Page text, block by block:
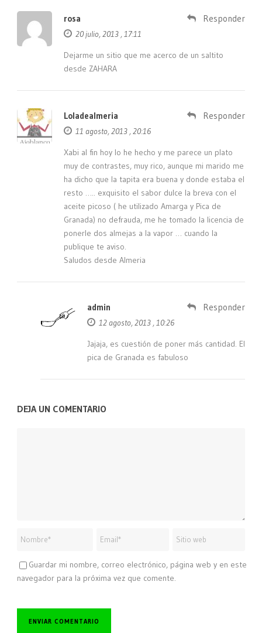
rosa
20 julio, 2013 , 17:11
Responder
Dejarme un sitio que me acerco de un saltito
desde ZAHARA
Loladealmeria
11 agosto, 2013 , 20:16
Responder
Xabi al fin hoy lo he hecho y me parece un plato
muy de contrastes, muy rico, aunque mi marido me
ha dicho que la tapita era buena y donde estaba el
resto ….. exquisito el sabor dulce la breva con el
aceite picoso ( he utilizado Amarga y Pica de
Granada) no defrauda, me he tomado la licencia de
ponerle dos almejas a la vapor … cuando la
publique te aviso.
Saludos desde Almeria
admin
12 agosto, 2013 , 10:26
Responder
Jajaja, es cuestión de poner más cantidad. El
pica de Granada es fabuloso
DEJA UN COMENTARIO
Guardar mi nombre, correo electrónico, página web y en este
navegador para la próxima vez que comente.